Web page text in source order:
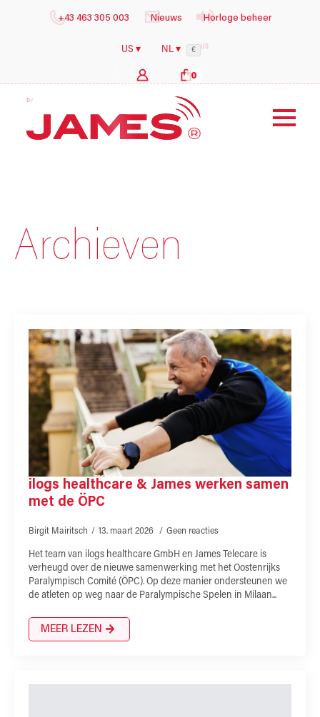
+43 463 305 003 Nieuws Horloge beheer
US ▾ NL ▾ € US
0
by
Archieven
ilogs healthcare & James werken samen
met de ÖPC
Birgit Mairitsch 13. maart 2026 Geen reacties
Het team van ilogs healthcare GmbH en James Telecare is
verheugd over de nieuwe samenwerking met het Oostenrijks
Paralympisch Comité (ÖPC). Op deze manier ondersteunen we
de atleten op weg naar de Paralympische Spelen in Milaan...
MEER LEZEN